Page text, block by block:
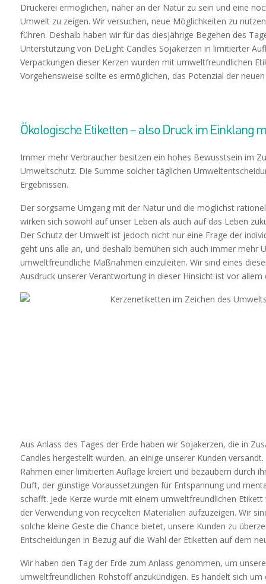
Druckerei ermöglichen, näher an der Natur zu sein und eine
Umwelt zu zeigen. Wir versuchen, neue Möglichkeiten zu
führen. Deshalb haben wir für das diesjährige Begehen des
Unterstützung von DeLight Candles Sojakerzen in limitierter
Verpackungen dieser Kerzen wurden mit umweltfreundlichen
Vorgehensweise sollte es ermöglichen, das Potenzial der
Ökologische Etiketten – also Druck im Einklang
Immer mehr Verbraucher besitzen ein hohes Bewusstsein im
Umweltschutz. Die Summe solcher täglichen
Ergebnissen.
Der sorgsame Umgang mit der Natur und die möglichst
wirken sich sowohl auf unser Leben als auch auf das Leben
Der Schutz der Umwelt ist jedoch nicht nur eine Frage der
geht uns alle an, und deshalb bemühen sich auch immer mehr
umweltfreundliche Maßnahmen einzuleiten. Wir sind eines
Ausdruck unserer Verantwortung in dieser Hinsicht ist vor
Aus Anlass des Tages der Erde haben wir Sojakerzen, die in
Candles hergestellt wurden, an einige unserer Kunden
Rahmen einer limitierten Auflage kreiert und bezaubern durch
Duft, der günstige Voraussetzungen für Entspannung und
schafft. Jede Kerze wurde mit einem umweltfreundlichen
der Verwendung von recycelten Materialien aufzuzeigen. Wir
solche kleine Geste die Chance bietet, unsere Kunden zu
Entscheidungen in Bezug auf die Wahl der Etiketten auf dem
Wir haben den Tag der Erde zum Anlass genommen, um
umweltfreundlichen Rohstoff anzukündigen. Es handelt sich